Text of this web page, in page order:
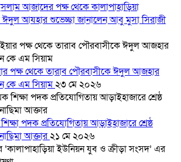
আজাদের পক্ষ থেকে কালাপাহাড়িয়া
ঈদুল আযহার শুভেচ্ছা জানালেন আবু মুসা সিরাজী
পক্ষ থেকে তারাব পৌরবাসীকে ঈদুল আজহার
কে এম সিয়াম২৩ মে ২০২৬
পদক প্রতিযোগিতায় আড়াইহাজারে শ্রেষ্ঠ
আক্তার২১ মে ২০২৬